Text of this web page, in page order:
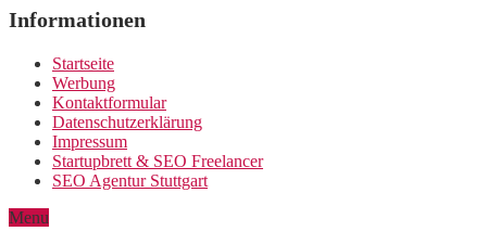
Informationen
Startseite
Werbung
Kontaktformular
Datenschutzerklärung
Impressum
Startupbrett & SEO Freelancer
SEO Agentur Stuttgart
Menu